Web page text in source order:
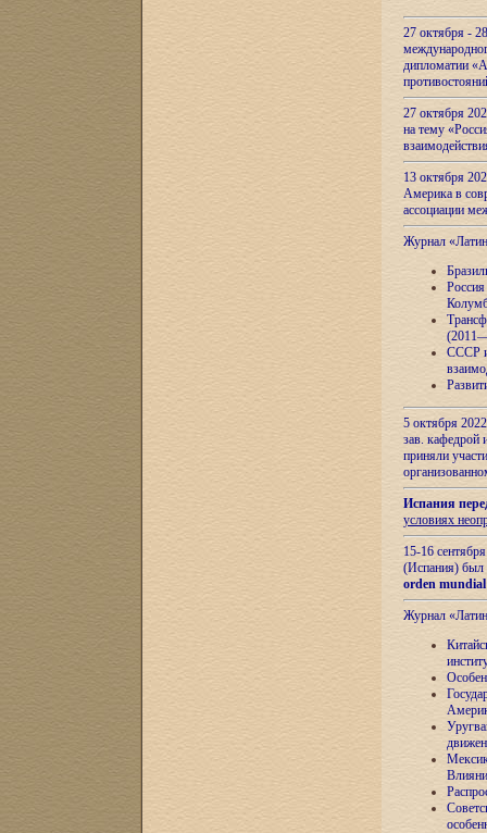
27 октября -
дипломатии
27 октября
на тему
13 октября
Америка в
ассоциации
Журнал
СССР и
5 октября
зав.
приняли
Испания
условиях
15-16
(Испания) был
orden
Журнал